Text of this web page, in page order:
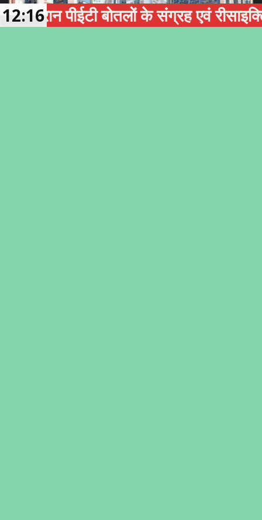
बोतलों के संग्रह एवं रीसाइक्लिंग को
12:16